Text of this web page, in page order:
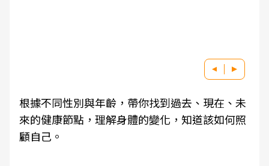
根據不同性別與年齡，帶你找到過去、現在、未
來的健康節點，理解身體的變化，知道該如何照
顧自己。